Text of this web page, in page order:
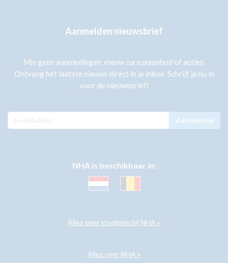
Aanmelden nieuwsbrief
Mis geen aanbiedingen, nieuw cursusaanbod of acties.
Ontvang het laatste nieuws direct in je inbox. Schrijf je nu in
voor de nieuwsbrief!
Aanmelden
NHA is beschikbaar in:
Alles over studeren bij NHA »
Alles over NHA »